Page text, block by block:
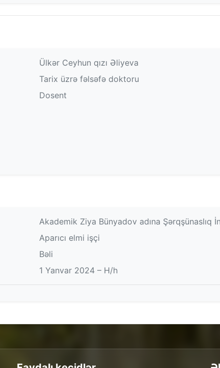
Ülkər Ceyhun qızı Əliyeva
Tarix üzrə fəlsəfə doktoru
Dosent
Akademik Ziya Bünyadov adına
Aparıcı elmi işçi
Bəli
1 Yanvar 2024 – H/h